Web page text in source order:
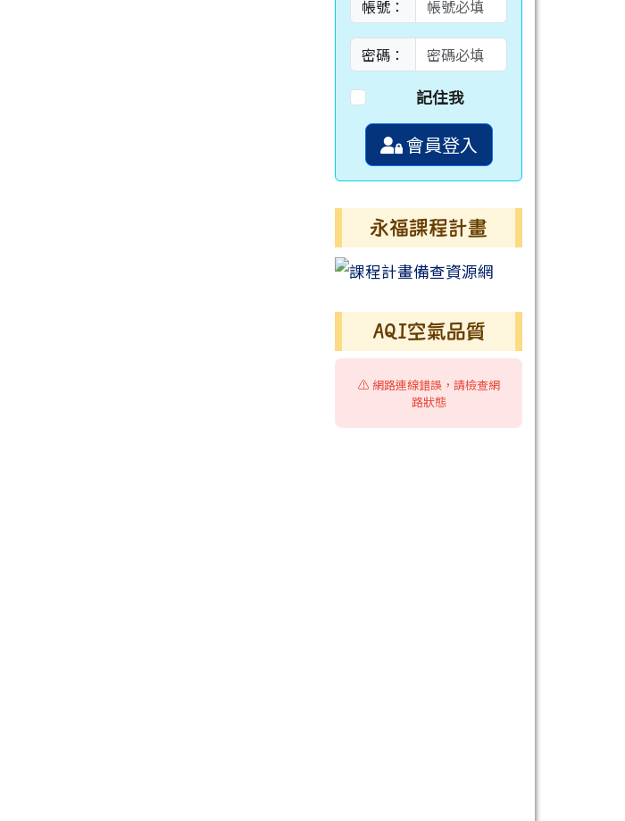
帳號：
密碼：
記住我
會員登入
永福課程計畫
AQI空氣品質
⚠️ 網路連線錯誤，請檢查網
路狀態